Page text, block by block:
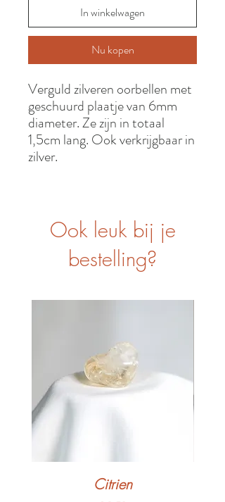
In winkelwagen
Nu kopen
Verguld zilveren oorbellen met
geschuurd plaatje van 6mm
diameter. Ze zijn in totaal
1,5cm lang. Ook verkrijgbaar in
zilver.
Ook leuk bij je
bestelling?
Citrien